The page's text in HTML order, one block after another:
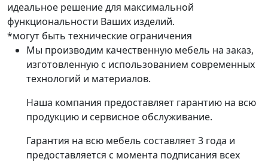
идеальное решение для максимальной
функциональности Ваших изделий.
*могут быть технические ограничения
Мы производим качественную мебель на заказ,
изготовленную с использованием современных
технологий и материалов.
Наша компания предоставляет гарантию на всю
продукцию и сервисное обслуживание.
Гарантия на всю мебель составляет 3 года и
предоставляется с момента подписания всех